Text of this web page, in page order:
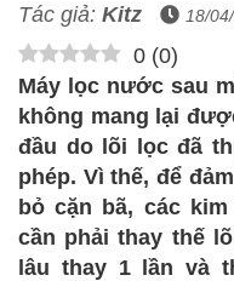
Tác giả: Kitz 18/
0 (0)
Máy lọc nước sau
không mang lại
đầu do lõi lọc đã
phép. Vì thế, để
bỏ cặn bã, các
cần phải thay thế
lâu thay 1 lần và